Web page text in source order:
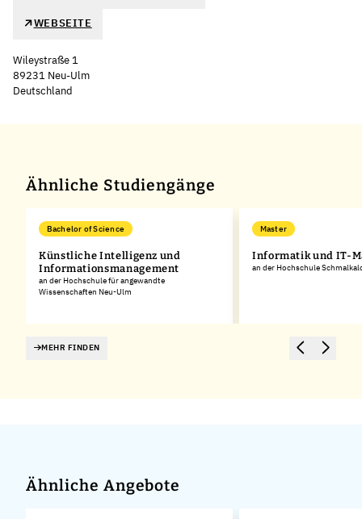
WEBSEITE
Wileystraße 1
89231 Neu-Ulm
Deutschland
Ähnliche Studiengänge
Bachelor of Science
Künstliche Intelligenz und
Informationsmanagement
an der Hochschule für angewandte
Wissenschaften Neu-Ulm
Master
Informatik und IT-
an der Hochschule
MEHR FINDEN
Ähnliche Angebote